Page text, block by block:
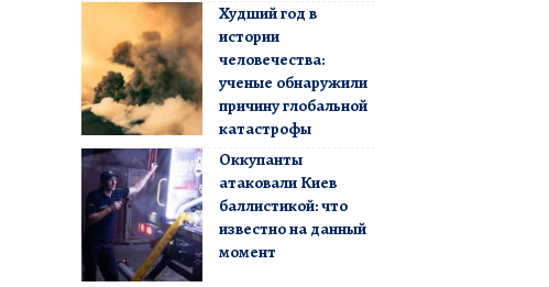
Худший год в
истории
человечества:
ученые обнаружили
причину глобальной
катастрофы
Оккупанты
атаковали Киев
баллистикой: что
известно на данный
момент